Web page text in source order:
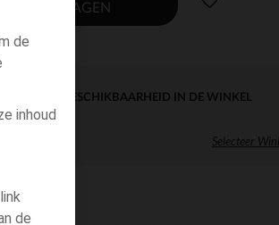
de
inhoud
de
WINKELWAGEN
DIRECTE BESCHIKBAARHEID IN DE WINKEL
Selecteer